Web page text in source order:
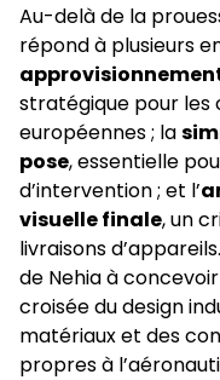
Au-delà de la
répond à plusieurs
stratégique pour les
européennes ; la
pose, essentielle
d’intervention ; et l’
visuelle finale, un
livraisons
de Nehia à
croisée du design
matériaux et des
propres à